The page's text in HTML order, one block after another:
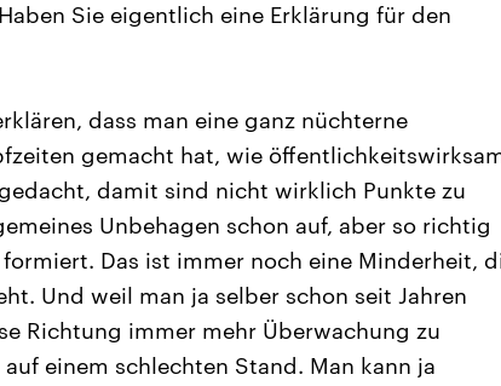
Sie eigentlich eine Erklärung für den
dass man eine ganz nüchterne
gemacht hat, wie
damit sind nicht wirklich Punkte zu
Unbehagen schon auf, aber so richtig
Das ist immer noch eine Minderheit,
Und weil man ja selber schon seit Jahren
Richtung immer mehr Überwachung zu
einem schlechten Stand. Man kann ja